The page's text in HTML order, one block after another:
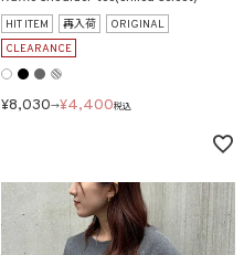
表示しない
HIT ITEM 再入荷
ORIGINAL
CLEARANCE
¥8,030→¥4,400税込